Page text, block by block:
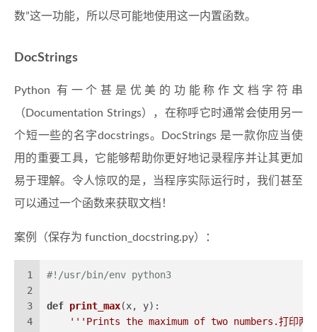
数”这一功能，所以尽可能地使用这一内置函数。
DocStrings
Python 有一个甚是优美的功能称作文档字符串
（Documentation Strings），在称呼它时通常会使用另一
个短一些的名字docstrings。DocStrings 是一款你应当使
用的重要工具，它能够帮助你更好地记录程序并让其更加
易于理解。令人惊叹的是，当程序实际运行时，我们甚至
可以通过一个函数来获取文档！
案例（保存为 function_docstring.py）：
1
2
3
4
#!/usr/bin/env python3
def print_max(x, y):
'''Prints the maximum of two numbers.打印两个